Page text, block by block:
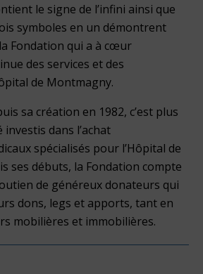
le signe de l’infini ainsi que
symboles en un démontrent
Fondation qui a à cœur
des services et des
de Montmagny.
sa création en 1982, c’est plus
dans l’achat
spécialisés pour l’Hôpital de
ses débuts, la Fondation compte
de généreux donateurs qui
dons, legs et apports, tant en
mobilières et immobilières.